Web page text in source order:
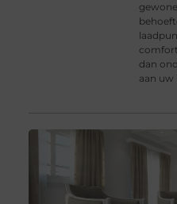
dan
aan uw